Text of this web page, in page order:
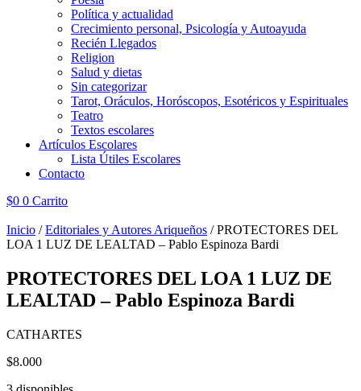
Política y actualidad
Crecimiento personal, Psicología y Autoayuda
Recién Llegados
Religion
Salud y dietas
Sin categorizar
Tarot, Oráculos, Horóscopos, Esotéricos y Espirituales
Teatro
Textos escolares
Artículos Escolares
Lista Útiles Escolares
Contacto
$0 0 Carrito
Inicio /Editoriales y Autores Ariqueños / PROTECTORES DEL
LOA 1 LUZ DE LEALTAD – Pablo Espinoza Bardi
PROTECTORES DEL LOA 1 LUZ DE
LEALTAD – Pablo Espinoza Bardi
CATHARTES
$8.000